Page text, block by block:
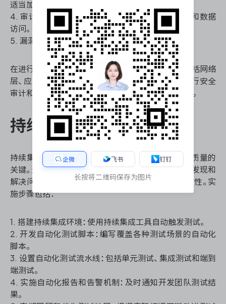
适当加密。
4. 审计日志测试：验证系统是否正确记录用户活动和数据
访问。
5. 漏洞扫描：使用安全工具检测潜在的系统漏洞。
在进行安全测试时，建议采用多层次的安全策略，包括网络
层、应用层和数据层的安全措施。同时，应该定期进行安全
审计和渗透测试，以及时发现和修复潜在的安全风险。
持续集成和自动化测试
持续集成和自动化测试是提高数据仓库测试效率和质量的
关键。通过将测试过程集成到开发流程中，可以及时发现和
解决问题，减少人工干预，提高测试的覆盖率和一致性。实
施步骤包括：
1. 搭建持续集成环境：使用持续集成工具自动触发测试。
2. 开发自动化测试脚本：编写覆盖各种测试场景的自动化
脚本。
3. 设置自动化测试流水线：包括单元测试、集成测试和端到
端测试。
4. 实施自动化报告和告警机制：及时通知开发团队测试结
果。
企微 飞书 钉钉
长按将二维码保存为图片